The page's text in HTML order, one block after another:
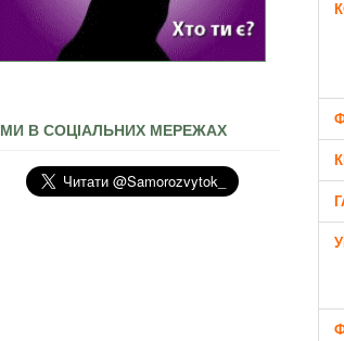
МИ В СОЦІАЛЬНИХ МЕРЕЖАХ